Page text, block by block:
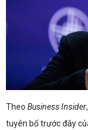
Theo Business Insider
tuyên bố trước đây